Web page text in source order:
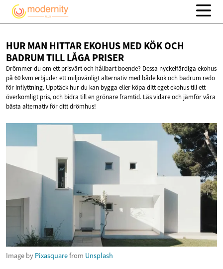
HUR MAN HITTAR EKOHUS MED KÖK OCH
BADRUM TILLLÅGA PRISER
Drömmer du om ett prisvärt och hållbart boende? Dessa nyckelfärdiga ekohus
på 60 kvm erbjuder ett miljövänligt alternativ med både kök och badrum redo
för inflyttning. Upptäck hur du kan bygga eller köpa ditt eget ekohus till ett
överkomligt pris, och bidra till en grönare framtid. Läs vidare och jämför våra
bästa alternativ för ditt drömhus!
Image by Pixasquarefrom Unsplash